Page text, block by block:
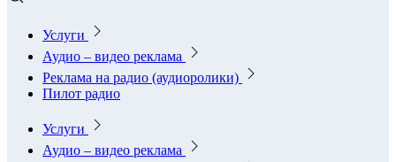
Услуги
Аудио – видео реклама
Реклама на радио (аудиоролики)
Пилот радио
Услуги
Аудио – видео реклама